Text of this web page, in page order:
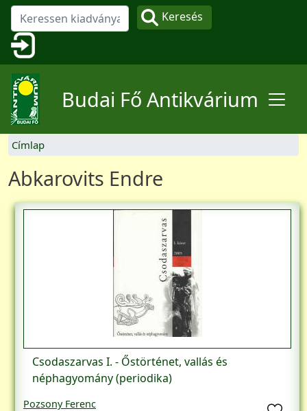
Ugrás a tartalomra
Keresés
Felhasználói fiók menüje
Budai Fő Antikvárium
Címlap
Abkarovits Endre
Csodaszarvas I. - Őstörténet, vallás és
néphagyomány (periodika)
Pozsony Ferenc